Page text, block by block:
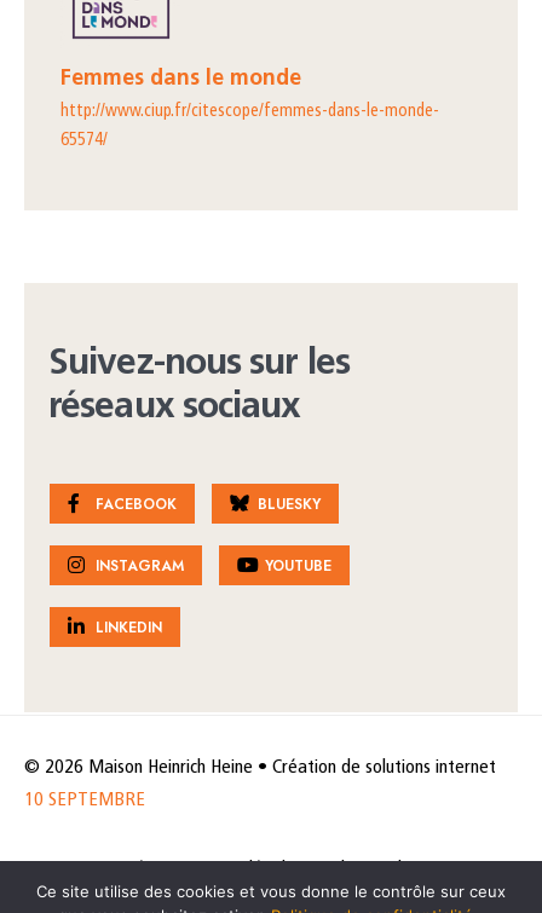
Femmes dans le monde
http://www.ciup.fr/citescope/femmes-dans-le-monde-
65574/
Suivez-nous sur les
réseaux sociaux
FACEBOOK BLUESKY
INSTAGRAM YOUTUBE
LINKEDIN
© 2026 Maison Heinrich Heine • Création de solutions internet
10 SEPTEMBRE
de données
Politique des cookies
Ce site utilise des cookies et vous donne le contrôle sur ceux